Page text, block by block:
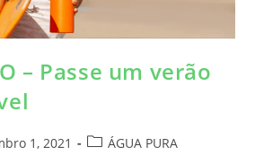
– Passe um verão
1, 2021 ÁGUA PURA